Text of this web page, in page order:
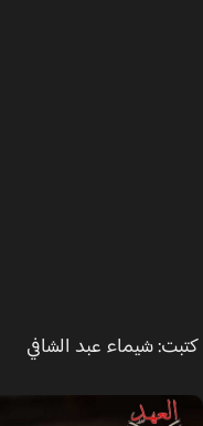
شيماء عبد الشافي